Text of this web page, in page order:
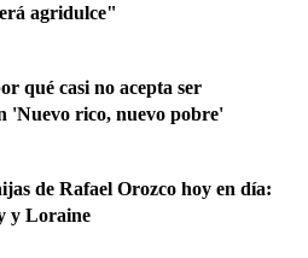
agridulce"
qué casi no acepta ser
'Nuevo rico, nuevo pobre'
de Rafael Orozco hoy en día:
y Loraine